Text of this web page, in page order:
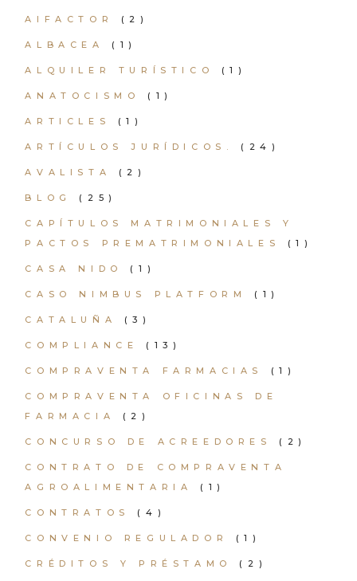
AIFACTOR (2)
ALBACEA (1)
ALQUILER TURÍSTICO (1)
ANATOCISMO (1)
ARTICLES (1)
ARTÍCULOS JURÍDICOS. (24)
AVALISTA (2)
BLOG (25)
CAPÍTULOS MATRIMONIALES Y
PACTOS PREMATRIMONIALES
(1)
CASA NIDO (1)
CASO NIMBUS PLATFORM (1)
CATALUÑA (3)
COMPLIANCE (13)
COMPRAVENTA FARMACIAS (1)
COMPRAVENTA OFICINAS DE
FARMACIA
(2)
CONCURSO DE ACREEDORES (2)
CONTRATO DE COMPRAVENTA
AGROALIMENTARIA
(1)
CONTRATOS (4)
CONVENIO REGULADOR (1)
CRÉDITOS Y PRÉSTAMO (2)